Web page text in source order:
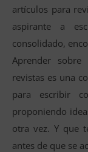
artículos para
aspirante a
consolidado,
Aprender
revistas es una
para escribir
proponiendo
otra vez. Y que
antes de que se